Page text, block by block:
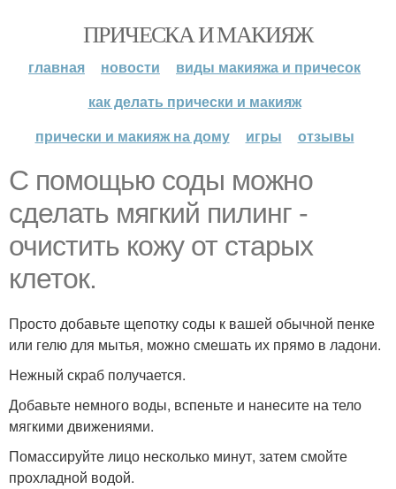
ПРИЧЕСКА И МАКИЯЖ
главная новости
виды макияжа и причесок
как делать прически и макияж
прически и макияж на дому
игры отзывы
С помощью соды можно
сделать мягкий пилинг -
очистить кожу от старых
клеток.
Просто добавьте щепотку соды к вашей обычной пенке
или гелю для мытья, можно смешать их прямо в ладони.
Нежный скраб получается.
Добавьте немного воды, вспеньте и нанесите на тело
мягкими движениями.
Помассируйте лицо несколько минут, затем смойте
прохладной водой.